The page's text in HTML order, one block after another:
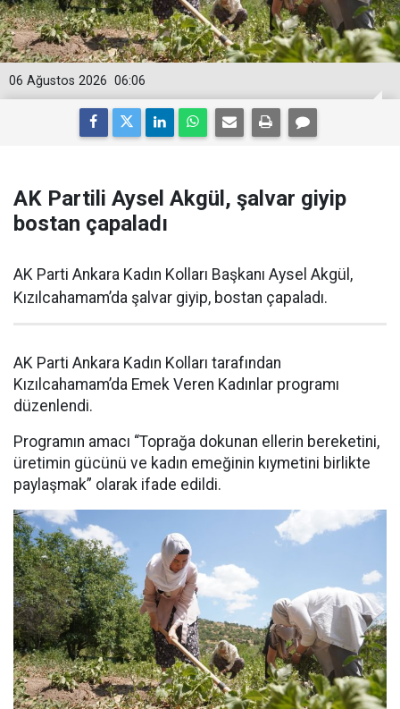
06:06
06 Ağustos 2026
AK Partili Aysel Akgül, şalvar giyip
bostan çapaladı
AK Parti Ankara Kadın Kolları Başkanı Aysel Akgül,
Kızılcahamam’da şalvar giyip, bostan çapaladı.
AK Parti Ankara Kadın Kolları tarafından
Kızılcahamam’da Emek Veren Kadınlar programı
düzenlendi.
Programın amacı “Toprağa dokunan ellerin bereketini,
üretimin gücünü ve kadın emeğinin kıymetini birlikte
paylaşmak” olarak ifade edildi.